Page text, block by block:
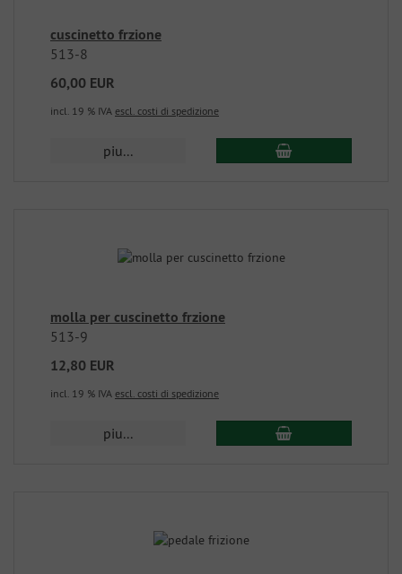
cuscinetto frzione
513-8
60,00 EUR
incl. 19 % IVA escl. costi di spedizione
piu...
molla per cuscinetto frzione
513-9
12,80 EUR
incl. 19 % IVA escl. costi di spedizione
piu...